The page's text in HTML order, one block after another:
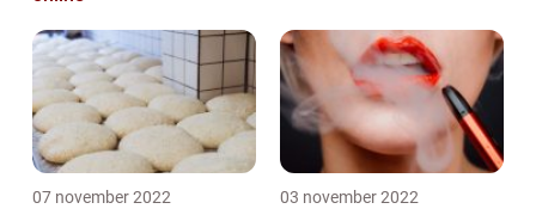
07 november 2022 03 november 2022